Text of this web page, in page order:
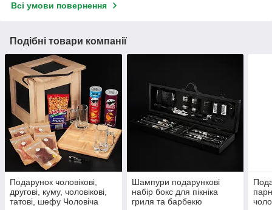
Всі умови повернення
Подібні товари компанії
Подарунок чоловікові,
другові, куму, чоловікові,
татові, шефу Чоловіча
Шампури подарункові
набір бокс для пікніка
гриля та барбекю